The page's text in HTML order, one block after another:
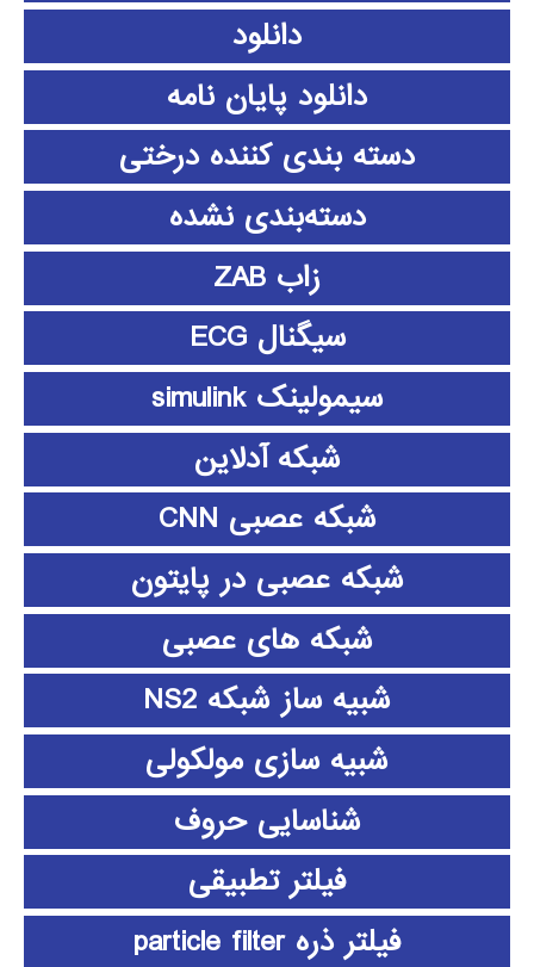
دانلود
دانلود پايان نامه
دسته بندی کننده درختی
دسته‌بندی نشده
زاب ZAB
سیگنال ECG
سیمولینک simulink
شبکه آدلاین
شبکه عصبی CNN
شبکه عصبی در پایتون
شبکه های عصبی
شبیه ساز شبکه NS2
شبیه سازی مولکولی
شناسایی حروف
فیلتر تطبیقی
فیلتر ذره particle filter